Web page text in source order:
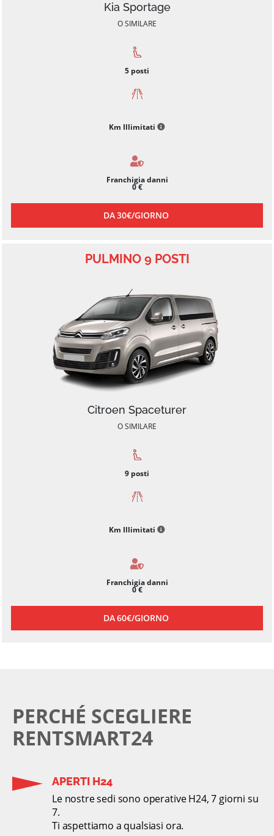
Kia Sportage
O SIMILARE
5 posti
Km Illimitati
Franchigia danni
0 €
DA30€/GIORNO
PULMINO 9 POSTI
Citroen Spaceturer
O SIMILARE
9 posti
Km Illimitati
Franchigia danni
0 €
DA60€/GIORNO
PERCHÉ SCEGLIERE
RENTSMART24
APERTI H24
Le nostre sedi sono operative H24, 7 giorni su
7.
Ti aspettiamo a qualsiasi ora.